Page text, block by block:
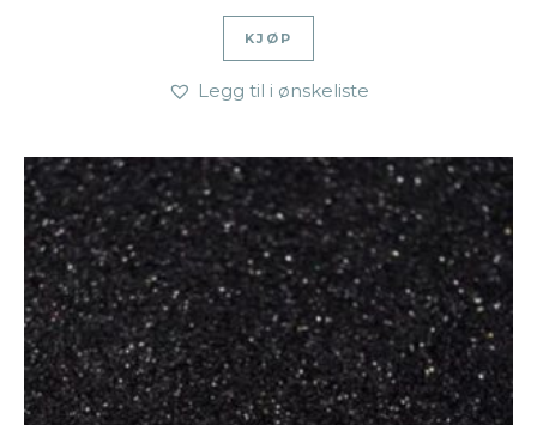
KJØP
Legg til i ønskeliste